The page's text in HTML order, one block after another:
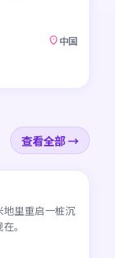
中国
查看全部 →
45:17
地里重启一桩沉
。